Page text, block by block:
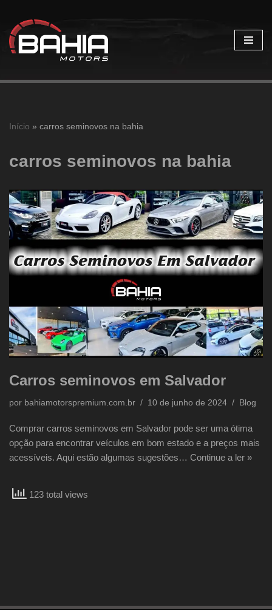
Pular
para
Início » carros seminovos na bahia
carros seminovos na bahia
Carros seminovos em Salvador
por bahiamotorspremium.com.br 10 de junho de 2024 Blog
Comprar carros seminovos em Salvador pode ser uma ótima
opção para encontrar veículos em bom estado e a preços mais
acessíveis. Aqui estão algumas sugestões… Continue a ler »
123 total views